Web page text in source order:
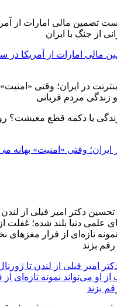
امارات از آمریکا در
زندگی یا دکمه قطع معیشت؟
ایران؛ وقتی «امنیت» بهانه
امیر فیلی از لندن تا
از او می‌تواند نمونه تازه‌ای
بزند